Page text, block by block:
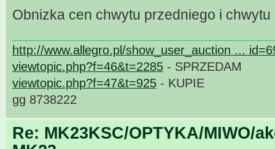
Obnizka cen chwytu przedniego i
http://www.allegro.pl/show_user_auction ...
viewtopic.php?f=46&t=2285 - SPRZEDAM
viewtopic.php?f=47&t=925 - KUPIE
gg 8738222
Re: MK23KSC/OPTYKA/MIWO/